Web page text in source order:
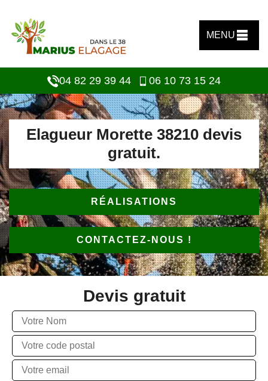
MENU
04 82 29 39 44 06 10 73 15 24
Elagueur Morette 38210 devis
gratuit.
RÉALISATIONS
CONTACTEZ-NOUS !
Devis gratuit